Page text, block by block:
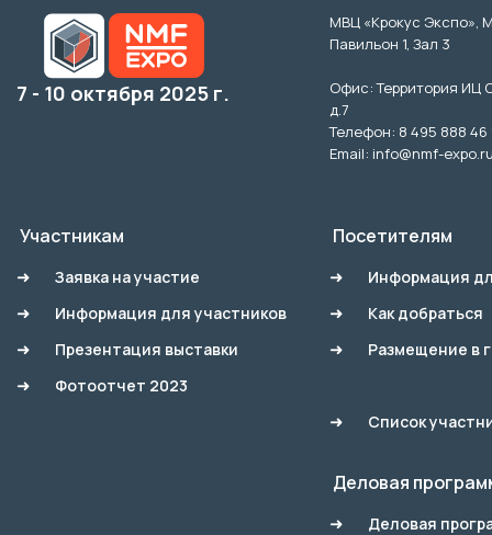
7 - 10 октября 2025 г.
МВЦ «Крокус Экспо»,
Павильон 1, Зал 3
Офис: Территория ИЦ
д.7
Телефон: 8 495 888 46
Email: info@nmf-
Участникам
Заявка на участие
Информация для участников
Презентация выставки
Фотоотчет 2023
Посетителям
Информация
Как добраться
Размещение в
Список
Деловая
Деловая